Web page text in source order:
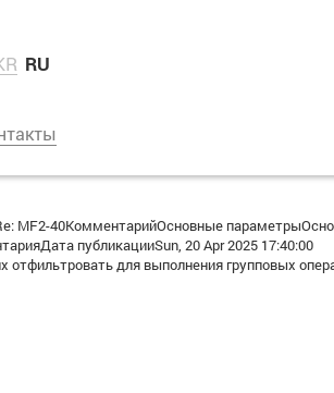
RU
MF2-40КомментарийОсновные
публикацииSun, 20 Apr 2025 17:40:00
для выполнения групповых